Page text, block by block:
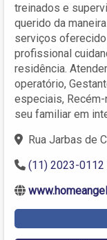
treinados e
querido da
serviços
profissional
residência.
operatório,
especiais,
seu familiar em
Rua Jarbas de
(11) 2023-